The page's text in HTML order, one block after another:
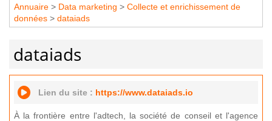
Annuaire > Data marketing > Collecte et enrichissement de
données > dataiads
dataiads
Lien du site : https://www.dataiads.io
À la frontière entre l'adtech, la société de conseil et l'agence